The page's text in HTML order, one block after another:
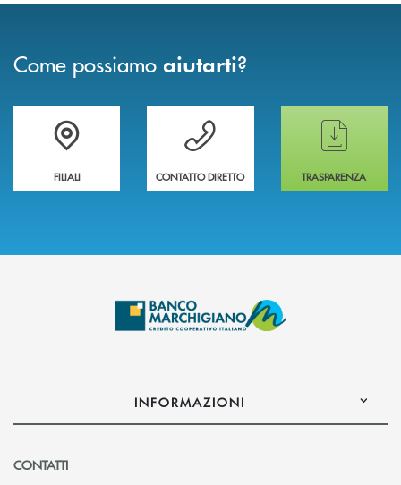
Come possiamo aiutarti?
Trova la filiale più vicina a te
FILIALI
Hai bisogno di assistenza immediata ?
CONTATTO DIRETTO
Hai bisogno di
TRASPARENZA
INFORMAZIONI
CONTATTI